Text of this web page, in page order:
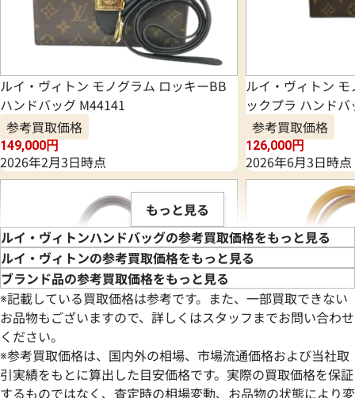
ルイ・ヴィトン モノグラム ロッキーBB
ハンドバッグ M44141
参考買取価格
149,000円
2026年2月3日時点
ルイ・ヴィトン
ックプラ ハンド
参考買取価格
126,000円
2026年6月3日時点
もっと見る
ルイ・ヴィトンハンドバッグの参考買取価格をもっと見る
ルイ・ヴィトンの参考買取価格をもっと見る
ブランド品の参考買取価格をもっと見る
※記載している買取価格は参考です。また、一部買取できない
お品物もございますので、詳しくはスタッフまでお問い合わせ
ください。
※参考買取価格は、国内外の相場、市場流通価格および当社取
引実績をもとに算出した目安価格です。実際の買取価格を保証
するものではなく、査定時の相場変動、お品物の状態により変